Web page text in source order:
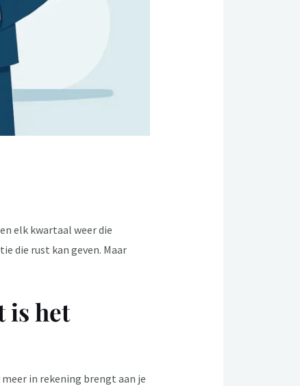
elk kwartaal weer die
die rust kan geven. Maar
is het
in rekening brengt aan je